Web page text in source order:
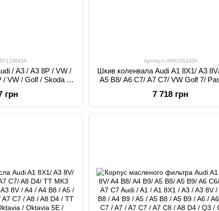
/ A3 / A3 8P / VW /
/ VW / Golf / Skoda /
грн
Артикул: 06H105243K
Шкив коленвала Audi A1 8X1/ A3
A5 B8/ A6 C7/ A7 C7/ VW Golf 7/
7 718 грн